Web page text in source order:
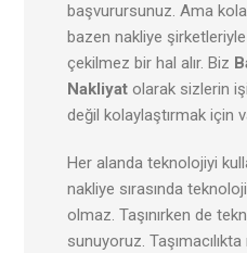
başvurursunuz. Ama
bazen nakliye
çekilmez bir hal alır. Biz
Nakliyatolarak sizlerin
değil kolaylaştırmak için
Her alanda teknolojiyi
nakliye sırasında
olmaz. Taşınırken de
sunuyoruz.